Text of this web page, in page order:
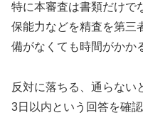
特に本審査は書類だけで
保能力などを精査を第三
備がなくても時間がかか
反対に落ちる、通らない
3日以内という回答を確認